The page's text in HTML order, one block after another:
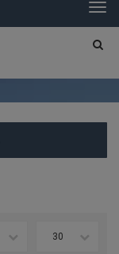
30